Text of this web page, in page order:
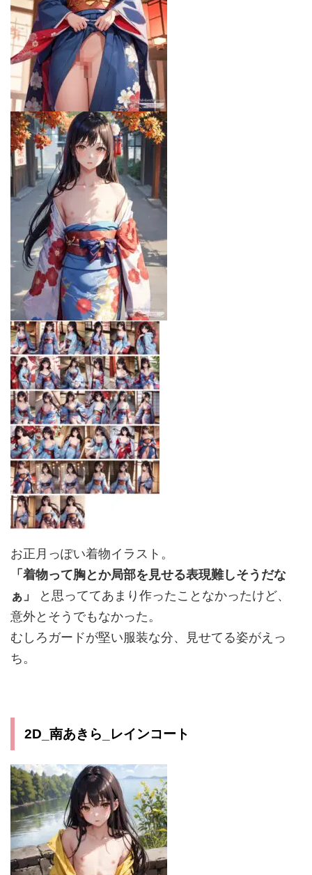
お正月っぽい着物イラスト。
「着物って胸とか局部を見せる表現難しそうだな
ぁ」
と思っててあまり作ったことなかったけど、
意外とそうでもなかった。
むしろガードが堅い服装な分、見せてる姿がえっ
ち。
2D_南あきら_レインコート